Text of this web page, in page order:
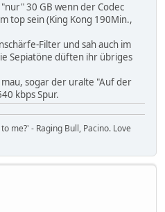
"nur" 30 GB wenn der Codec
top sein (King Kong 190Min.,
Filter und sah auch im
Sepiatöne düften ihr übriges
sogar der uralte "Auf der
kbps Spur.
me?' - Raging Bull, Pacino. Love